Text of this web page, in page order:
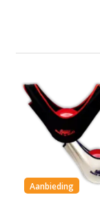
Aanbieding